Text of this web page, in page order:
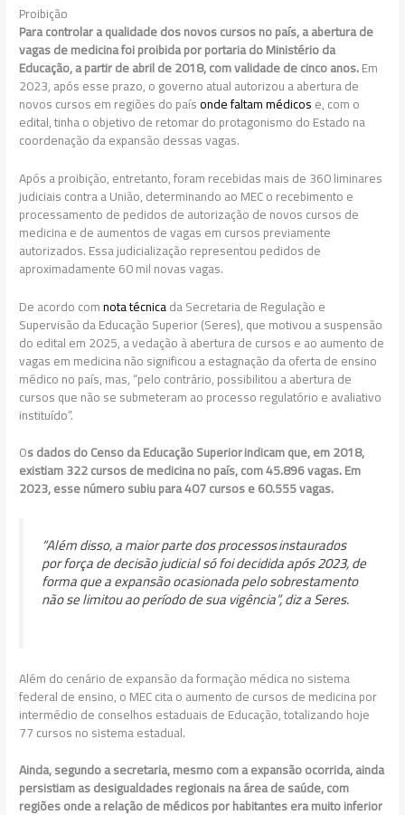
Proibição
Para controlar a qualidade dos novos cursos no país, a abertura de
vagas de medicina foi proibida por portaria do Ministério da
Educação, a partir de abril de 2018, com validade de cinco anos.Em
2023, após esse prazo, o governo atual autorizou a abertura de
novos cursos em regiões do paísonde faltam médicose, com o
edital, tinha o objetivo de retomar do protagonismo do Estado na
coordenação da expansão dessas vagas.
Após a proibição, entretanto, foram recebidas mais de 360 liminares
judiciais contra a União, determinando ao MEC o recebimento e
processamento de pedidos de autorização de novos cursos de
medicina e de aumentos de vagas em cursos previamente
autorizados. Essa judicialização representou pedidos de
aproximadamente 60 mil novas vagas.
De acordo comnota técnicada Secretaria de Regulação e
Supervisão da Educação Superior (Seres), que motivou a suspensão
do edital em 2025, a vedação à abertura de cursos e ao aumento de
vagas em medicina não significou a estagnação da oferta de ensino
médico no país, mas, “pelo contrário, possibilitou a abertura de
cursos que não se submeteram ao processo regulatório e avaliativo
instituído”.
Os dados do Censo da Educação Superior indicam que, em 2018,
existiam 322 cursos de medicina no país, com 45.896 vagas. Em
2023, esse número subiu para 407 cursos e 60.555 vagas.
“Além disso, a maior parte dos processos instaurados
por força de decisão judicial só foi decidida após 2023, de
forma que a expansão ocasionada pelo sobrestamento
não se limitou ao período de sua vigência”, diz a Seres.
Além do cenário de expansão da formação médica no sistema
federal de ensino, o MEC cita o aumento de cursos de medicina por
intermédio de conselhos estaduais de Educação, totalizando hoje
77 cursos no sistema estadual.
Ainda, segundo a secretaria, mesmo com a expansão ocorrida, ainda
persistiam as desigualdades regionais na área de saúde, com
regiões onde a relação de médicos por habitantes era muito inferior